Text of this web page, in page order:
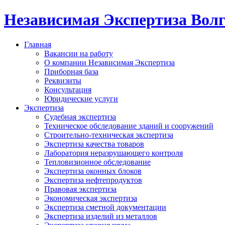
Независимая Экспертиза
Главная
Вакансии на работу
О компании Независимая Экспертиза
Приборная база
Реквизиты
Консультация
Юридические услуги
Экспертиза
Судебная экспертиза
Техническое обследование зданий и сооружений
Строительно-техническая экспертиза
Экспертиза качества товаров
Лаборатория неразрушающего контроля
Тепловизионное обследование
Экспертиза оконных блоков
Экспертиза нефтепродуктов
Правовая экспертиза
Экономическая экспертиза
Экспертиза сметной документации
Экспертиза изделий из металлов